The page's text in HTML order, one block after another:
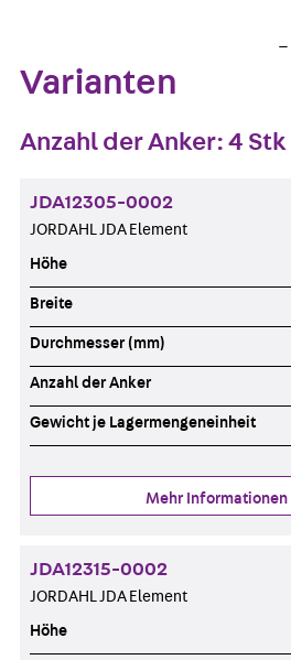
Varianten
Anzahl der Anker: 4 Stk
JDA12305-0002
JORDAHL JDA Element
Höhe
Breite
Durchmesser (mm)
Anzahl der Anker
Gewicht je Lagermengeneinheit
Mehr Informationen
JDA12315-0002
JORDAHL JDA Element
Höhe